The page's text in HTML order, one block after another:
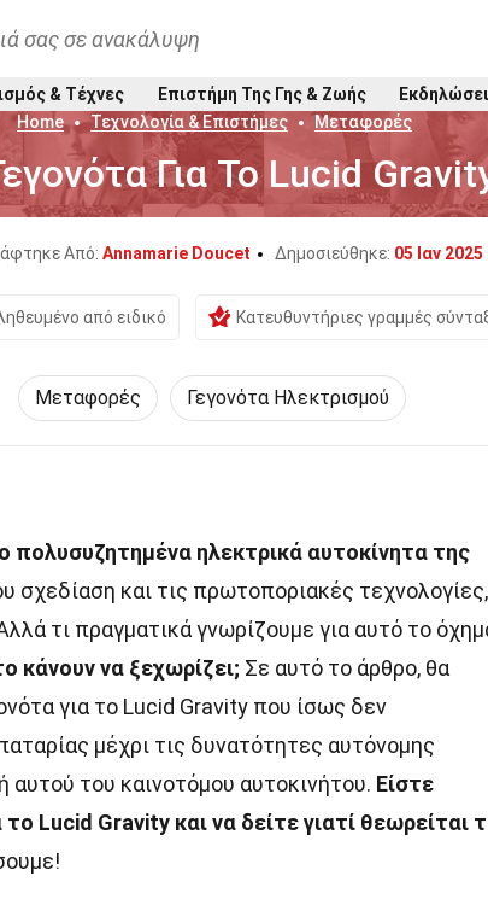
σας σε ανακάλυψη
& Τέχνες Επιστήμη Της Γης & Ζωής
Home
Τεχνολογία & Επιστήμες Μεταφορές
Για Το Lucid
Από: Annamarie Doucet Δημοσιεύθηκε: 05 Ιαν 2025
από ειδικό Κατευθυντήριες γραμμές
Μεταφορές Γεγονότα Ηλεκτρισμού
πολυσυζητημένα ηλεκτρικά αυτοκίνητα της
σχεδίαση και τις πρωτοποριακές τεχνολογίες,
τι πραγματικά γνωρίζουμε για αυτό το
κάνουν να ξεχωρίζει; Σε αυτό το άρθρο, θα
για το Lucid Gravity που ίσως δεν
μέχρι τις δυνατότητες αυτόνομης
του καινοτόμου αυτοκινήτου. Είστε
Lucid Gravity και να δείτε γιατί θεωρείται